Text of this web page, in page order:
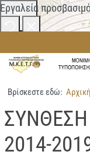
Εργαλεία
Σήμανση
Βρίσκεστε εδώ: Αρχική
2014-